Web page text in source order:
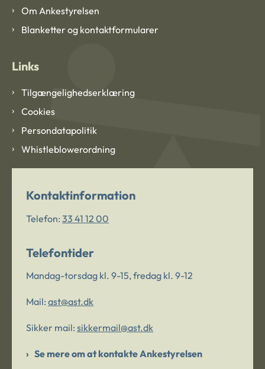
Om Ankestyrelsen
Blanketter og kontaktformularer
Links
Tilgængelighedserklæring
Cookies
Persondatapolitik
Whistleblowerordning
Kontaktinformation
Telefon: 33 41 12 00
Telefontider
Mandag-torsdag kl. 9-15, fredag kl. 9-12
Mail: ast@ast.dk
Sikker mail: sikkermail@ast.dk
Se mere om at kontakte Ankestyrelsen